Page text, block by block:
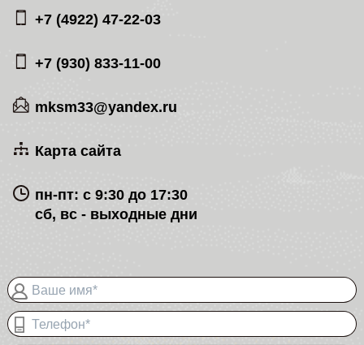
+7 (4922) 47-22-03
+7 (930) 833-11-00
mksm33@yandex.ru
Карта сайта
пн-пт: с 9:30 до 17:30
сб, вс - выходные дни
Ваше имя*
Телефон*